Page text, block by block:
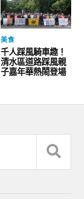
美食
千人踩風騎車趣！
清水區道路踩風親
子嘉年華熱鬧登場